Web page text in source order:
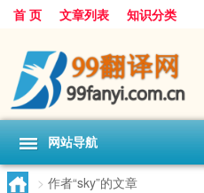
首 页 文章列表 知识分类
网站导航
> 作者“sky”的文章